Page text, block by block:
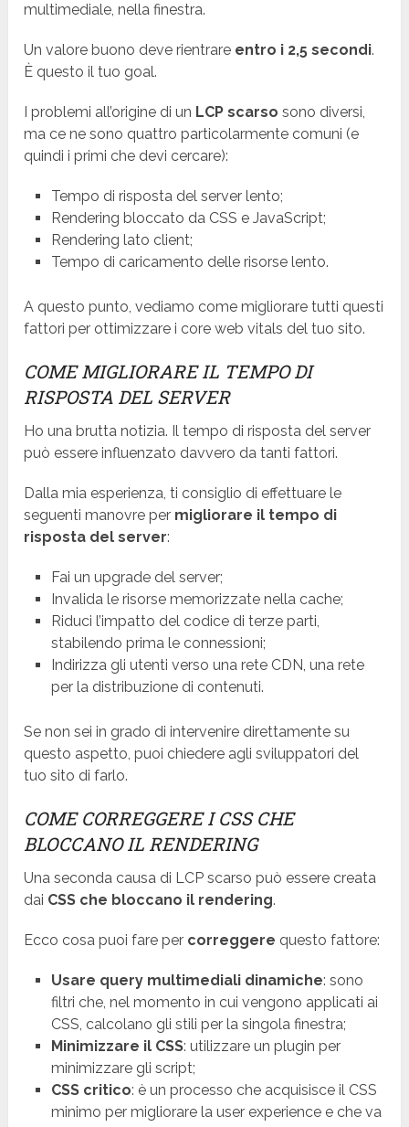
multimediale, nella finestra.
Un valore buono deve rientrare entro i 2,5 secondi.
È questo il tuo goal.
I problemi all’origine di un LCP scarso sono diversi,
ma ce ne sono quattro particolarmente comuni (e
quindi i primi che devi cercare):
Tempo di risposta del server lento;
Rendering bloccato da CSS e JavaScript;
Rendering lato client;
Tempo di caricamento delle risorse lento.
A questo punto, vediamo come migliorare tutti questi
fattori per ottimizzare i core web vitals del tuo sito.
COME MIGLIORARE IL TEMPO DI
RISPOSTA DEL SERVER
Ho una brutta notizia. Il tempo di risposta del server
può essere influenzato davvero da tanti fattori.
Dalla mia esperienza, ti consiglio di effettuare le
seguenti manovre per migliorare il tempo di
risposta del server:
Fai un upgrade del server;
Invalida le risorse memorizzate nella cache;
Riduci l’impatto del codice di terze parti,
stabilendo prima le connessioni;
Indirizza gli utenti verso una rete CDN, una rete
per la distribuzione di contenuti.
Se non sei in grado di intervenire direttamente su
questo aspetto, puoi chiedere agli sviluppatori del
tuo sito di farlo.
COME CORREGGERE I CSS CHE
BLOCCANO IL RENDERING
Una seconda causa di LCP scarso può essere creata
dai CSS che bloccano il rendering.
Ecco cosa puoi fare per correggere questo fattore:
Usare query multimediali dinamiche: sono
filtri che, nel momento in cui vengono applicati ai
CSS, calcolano gli stili per la singola finestra;
Minimizzare il CSS: utilizzare un plugin per
minimizzare gli script;
CSS critico: è un processo che acquisisce il CSS
minimo per migliorare la user experience e che va